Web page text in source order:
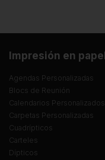
Impresión en papel
Agendas Personalizadas
Blocs de Reunión
Calendarios Personalizados
Carpetas Personalizadas
Cuadrípticos
Carteles
Dípticos